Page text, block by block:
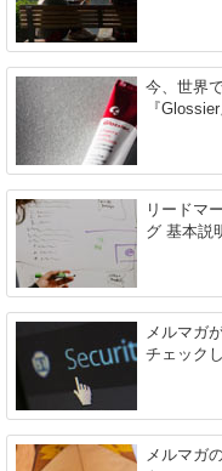
今、世界
『
リードマ
グ 基本説
メルマガ
チェック
メルマガ